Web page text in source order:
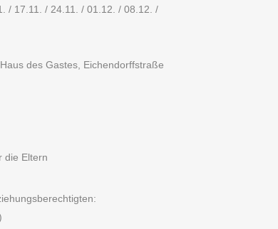
/ 17.11. / 24.11. / 01.12. / 08.12. /
des Gastes, Eichendorffstraße
die Eltern